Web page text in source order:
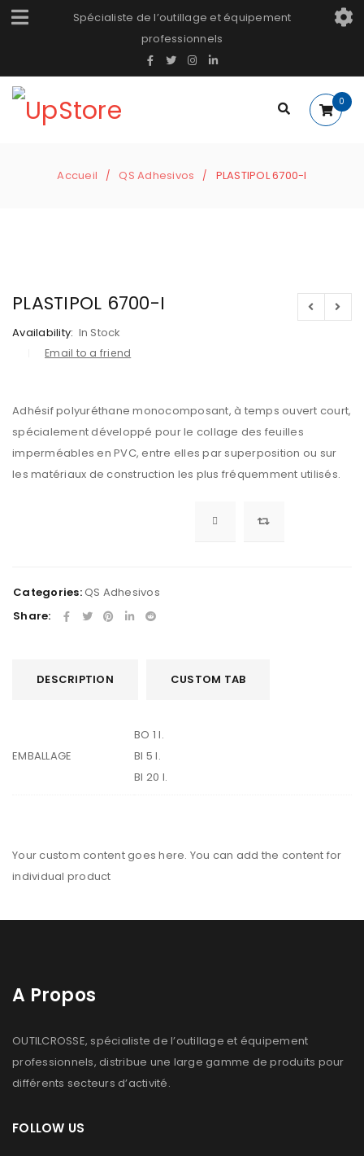
Spécialiste de l’outillage et équipement
professionnels
0
Accueil / QS Adhesivos / PLASTIPOL 6700-I
PLASTIPOL 6700-I
Availability: In Stock
Email to a friend
Adhésif polyuréthane monocomposant, à temps ouvert court,
spécialement développé pour le collage des feuilles
imperméables en PVC, entre elles par superposition ou sur
les matériaux de construction les plus fréquemment utilisés.
Categories: QS Adhesivos
Share:
DESCRIPTION CUSTOM TAB
EMBALLAGE
BO 1 l.
BI 5 l.
BI 20 l.
Your custom content goes here. You can add the content for
individual product
A Propos
OUTILCROSSE, spécialiste de l’outillage et équipement
professionnels, distribue une large gamme de produits pour
différents secteurs d’activité.
FOLLOW US